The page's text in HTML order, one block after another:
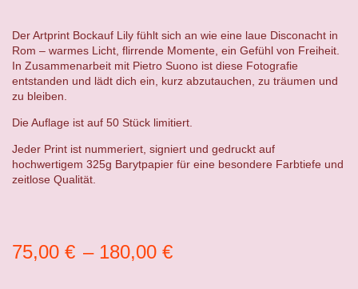
75,00 € – 180,00 €
Der Artprint Bockauf Lily fühlt sich an wie eine laue Disconacht in
Rom – warmes Licht, flirrende Momente, ein Gefühl von Freiheit.
In Zusammenarbeit mit Pietro Suono ist diese Fotografie
entstanden und lädt dich ein, kurz abzutauchen, zu träumen und
zu bleiben.
Die Auflage ist auf 50 Stück limitiert.
Jeder Print ist nummeriert, signiert und gedruckt auf
hochwertigem 325g Barytpapier für eine besondere Farbtiefe und
zeitlose Qualität.